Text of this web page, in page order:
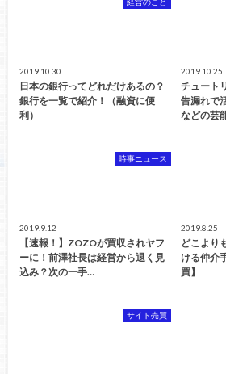
2019.10.30
日本の銀行ってどれだけあるの？
銀行を一覧で紹介！（融資に便
利）
2019.10.25
チュート
告漏れで
などの芸
時事ニュース
2019.9.12
【速報！】ZOZOが買収されヤフ
ーに！前澤社長は経営から退く見
込み？次の一手…
2019.8.25
どこより
ける仲介
買】
サイト売買